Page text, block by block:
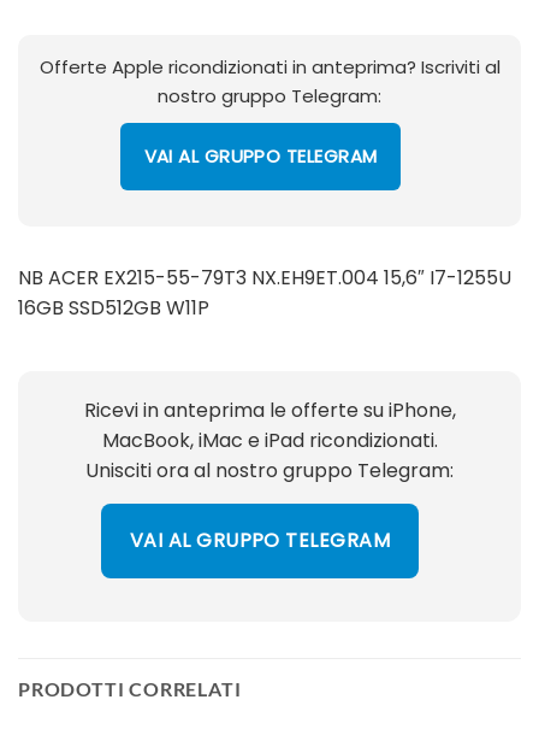
Offerte Apple ricondizionati in anteprima? Iscriviti al
nostro gruppo Telegram:
VAI AL GRUPPO TELEGRAM
NB ACER EX215-55-79T3 NX.EH9ET.004 15,6″ I7-1255U
16GB SSD512GB W11P
Ricevi in anteprima le offerte su iPhone,
MacBook, iMac e iPad ricondizionati.
Unisciti ora al nostro gruppo Telegram:
VAI AL GRUPPO TELEGRAM
PRODOTTI CORRELATI